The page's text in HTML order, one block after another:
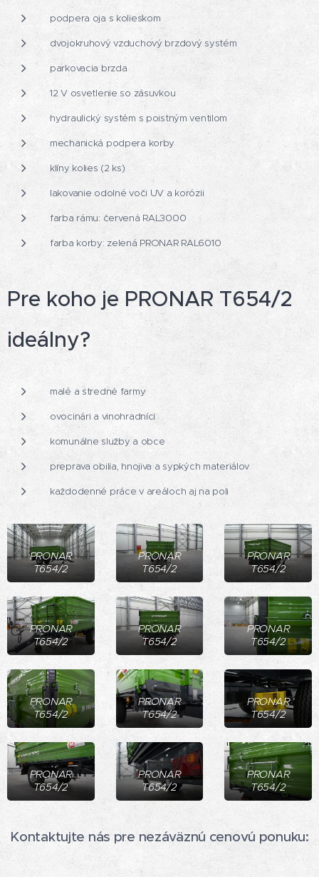
podpera oja s kolieskom
dvojokruhový vzduchový brzdový systém
parkovacia brzda
12 V osvetlenie so zásuvkou
hydraulický systém s poistným ventilom
mechanická podpera korby
klíny kolies (2 ks)
lakovanie odolné voči UV a korózii
farba rámu: červená RAL3000
farba korby: zelená PRONAR RAL6010
Pre koho je PRONAR T654/2
ideálny?
malé a stredné farmy
ovocinári a vinohradníci
komunálne služby a obce
preprava obilia, hnojiva a sypkých materiálov
každodenné práce v areáloch aj na poli
PRONAR
T654/2
PRONAR
T654/2
PRONAR
T654/2
PRONAR
T654/2
PRONAR
T654/2
PRONAR
T654/2
PRONAR
T654/2
PRONAR
T654/2
PRONAR
T654/2
PRONAR
T654/2
PRONAR
T654/2
PRONAR
T654/2
Kontaktujte nás pre nezáväznú cenovú ponuku: